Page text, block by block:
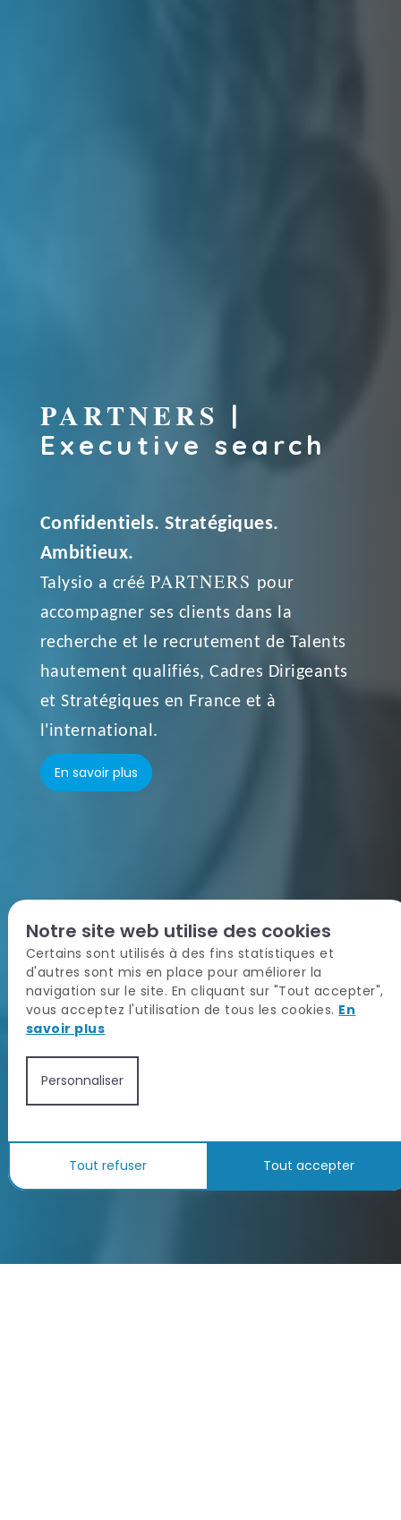
PARTNERS |
Executive search
Confidentiels. Stratégiques.
Ambitieux.
Talysio a crééPARTNERS pour
accompagner ses clients dans la
recherche et le recrutement de Talents
hautement qualifiés, Cadres Dirigeants
et Stratégiques en France et à
l'international.
En savoir plus
Notre site web utilise des cookies
Certains sont utilisés à des fins statistiques et
d'autres sont mis en place pour améliorer la
navigation sur le site. En cliquant sur "Tout accepter",
vous acceptez l'utilisation de tous les cookies. En
savoir plus
Personnaliser
Tout refuser Tout accepter